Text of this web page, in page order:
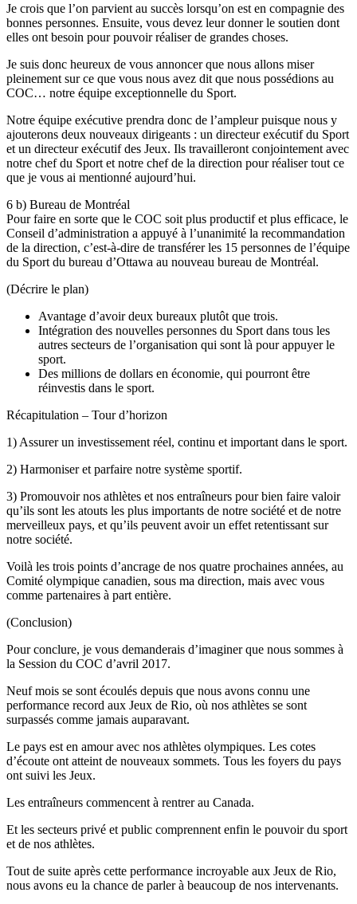
Je crois que l’on parvient au succès lorsqu’on est en compagnie des
bonnes personnes. Ensuite, vous devez leur donner le soutien dont
elles ont besoin pour pouvoir réaliser de grandes choses.
Je suis donc heureux de vous annoncer que nous allons miser
pleinement sur ce que vous nous avez dit que nous possédions au
COC… notre équipe exceptionnelle du Sport.
Notre équipe exécutive prendra donc de l’ampleur puisque nous y
ajouterons deux nouveaux dirigeants : un directeur exécutif du Sport
et un directeur exécutif des Jeux. Ils travailleront conjointement avec
notre chef du Sport et notre chef de la direction pour réaliser tout ce
que je vous ai mentionné aujourd’hui.
6 b) Bureau de Montréal
Pour faire en sorte que le COC soit plus productif et plus efficace, le
Conseil d’administration a appuyé à l’unanimité la recommandation
de la direction, c’est-à-dire de transférer les 15 personnes de l’équipe
du Sport du bureau d’Ottawa au nouveau bureau de Montréal.
(Décrire le plan)
Avantage d’avoir deux bureaux plutôt que trois.
Intégration des nouvelles personnes du Sport dans tous les
autres secteurs de l’organisation qui sont là pour appuyer le
sport.
Des millions de dollars en économie, qui pourront être
réinvestis dans le sport.
Récapitulation – Tour d’horizon
1) Assurer un investissement réel, continu et important dans le sport.
2) Harmoniser et parfaire notre système sportif.
3) Promouvoir nos athlètes et nos entraîneurs pour bien faire valoir
qu’ils sont les atouts les plus importants de notre société et de notre
merveilleux pays, et qu’ils peuvent avoir un effet retentissant sur
notre société.
Voilà les trois points d’ancrage de nos quatre prochaines années, au
Comité olympique canadien, sous ma direction, mais avec vous
comme partenaires à part entière.
(Conclusion)
Pour conclure, je vous demanderais d’imaginer que nous sommes à
la Session du COC d’avril 2017.
Neuf mois se sont écoulés depuis que nous avons connu une
performance record aux Jeux de Rio, où nos athlètes se sont
surpassés comme jamais auparavant.
Le pays est en amour avec nos athlètes olympiques. Les cotes
d’écoute ont atteint de nouveaux sommets. Tous les foyers du pays
ont suivi les Jeux.
Les entraîneurs commencent à rentrer au Canada.
Et les secteurs privé et public comprennent enfin le pouvoir du sport
et de nos athlètes.
Tout de suite après cette performance incroyable aux Jeux de Rio,
nous avons eu la chance de parler à beaucoup de nos intervenants.